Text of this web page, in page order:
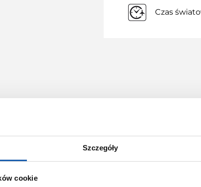
Szczegóły
cookie
Czas
GRUPY